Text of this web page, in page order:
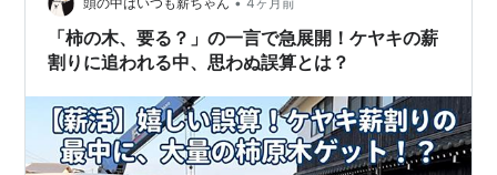
チお願いします！ 薪ストーブ暮らし 人気ブログランキン
グ 2.6立米（m³）の薪棚の空きがぴったり埋まるのか、
あるいは少し足りないのか…
「柿の木、要る？」の一言で急展開！ケヤキの薪
割りに追われる中、思わぬ誤算とは？